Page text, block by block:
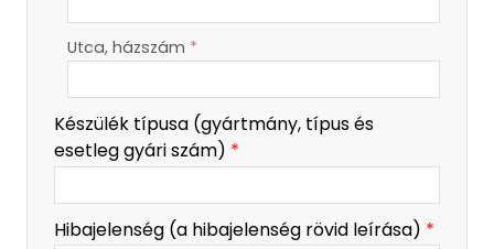
Utca, házszám *
Készülék típusa (gyártmány, típus és
esetleg gyári szám) *
Hibajelenség (a hibajelenség rövid leírása) *